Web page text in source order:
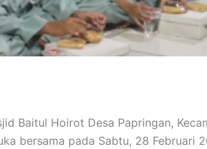
Baitul Hoirot Desa Papringan,
bersama pada Sabtu, 28 Februari